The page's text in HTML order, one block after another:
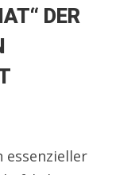
DER
essenzieller